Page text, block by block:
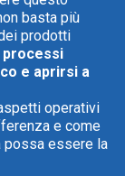
basta più
prodotti
processi
e aprirsi a
operativi
e come
possa essere la